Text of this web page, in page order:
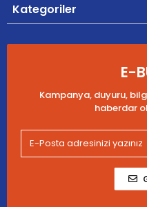
Kategoriler
E-
Kampanya, duyuru,
haberdar